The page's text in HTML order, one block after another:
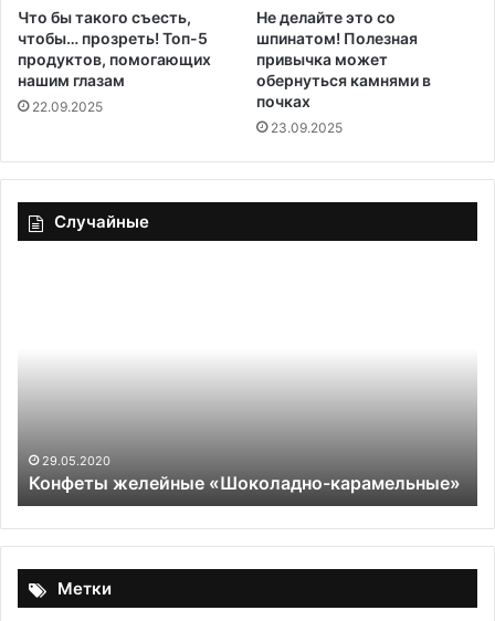
Что бы такого съесть,
чтобы… прозреть! Топ-5
продуктов, помогающих
нашим глазам
22.09.2025
Не делайте это со
шпинатом! Полезная
привычка может
обернуться камнями в
почках
23.09.2025
Случайные
29.05.2020
Конфеты желейные «Шоколадно-карамельные»
Метки